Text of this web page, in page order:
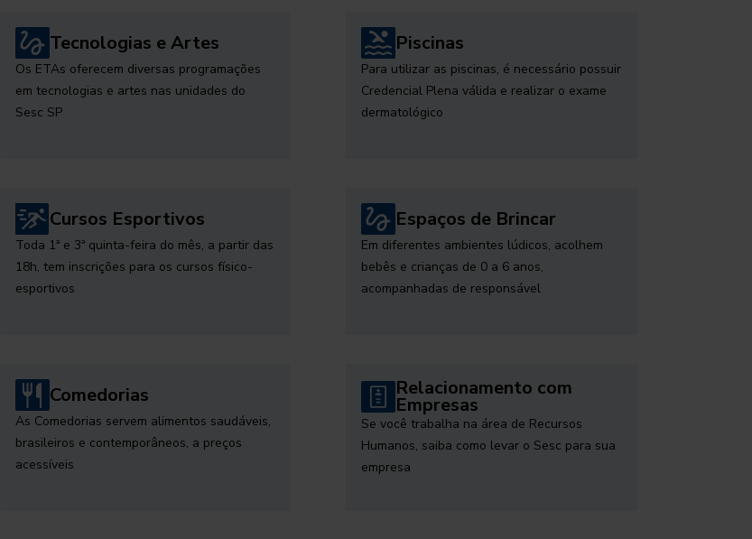
Tecnologias e Artes
Os ETAs oferecem diversas programações
em tecnologias e artes nas unidades do
Sesc SP
Piscinas
Para utilizar as piscinas, é necessário possuir
Credencial Plena válida e realizar o exame
dermatológico
Cursos Esportivos
Toda 1ª e 3ª quinta-feira do mês, a partir das
18h, tem inscrições para os cursos físico-
esportivos
Espaços de Brincar
Em diferentes ambientes lúdicos, acolhem
bebês e crianças de 0 a 6 anos,
acompanhadas de responsável
Comedorias
As Comedorias servem alimentos saudáveis,
brasileiros e contemporâneos, a preços
acessíveis
Relacionamento com
Empresas
Se você trabalha na área de Recursos
Humanos, saiba como levar o Sesc para sua
empresa